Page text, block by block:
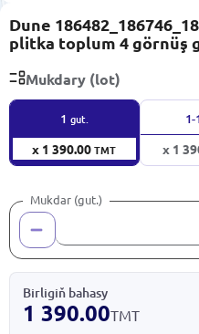
Dune
plitka toplum 4 görnüş
Mukdary (lot)
1 gut.
x 1 390.00TMT
1-
x 1
Mukdar (gut.)
Birligiň bahasy
1 390.00TMT